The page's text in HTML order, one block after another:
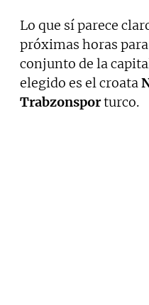
Lo que sí parece
próximas horas
conjunto de la
elegido es el croata
Trabzonsporturco.